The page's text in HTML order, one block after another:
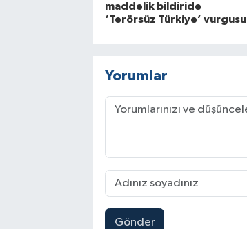
maddelik bildiride
‘Terörsüz Türkiye’ vurgusu
Yorumlar
Gönder